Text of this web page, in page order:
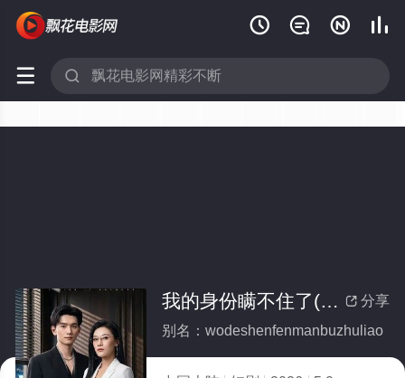
   
 
 分享
我的身份瞒不住了(全集)
别名：wodeshenfenmanbuzhuliao